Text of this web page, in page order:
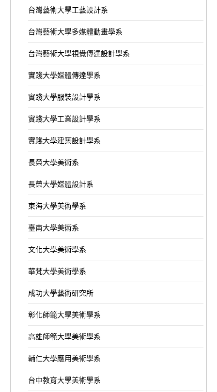
台灣藝術大學工藝設計系
台灣藝術大學多媒體動畫學系
台灣藝術大學視覺傳達設計學系
實踐大學媒體傳達學系
實踐大學服裝設計學系
實踐大學工業設計學系
實踐大學建築設計學系
長榮大學美術系
長榮大學媒體設計系
東海大學美術學系
臺南大學美術系
文化大學美術學系
華梵大學美術學系
成功大學藝術研究所
彰化師範大學美術學系
高雄師範大學美術學系
輔仁大學應用美術學系
台中教育大學美術學系